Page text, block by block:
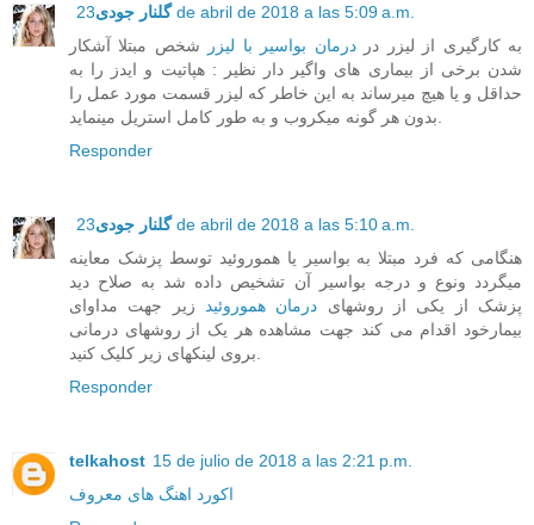
گلنار جودی23 de abril de 2018 a las 5:09 a.m.
به کارگیری از لیزر دردرمان بواسیر با لیزر
شخص مبتلا آشکار
شدن برخی از بیماری های واگیر دار نظیر : هپاتیت و ایدز را به
حداقل و یا هیچ میرساند به این خاطر که لیزر قسمت مورد عمل را
Responder
گلنار جودی23 de abril de 2018 a las 5:10 a.m.
هنگامی که فرد مبتلا به بواسیر یا هموروئید توسط پزشک معاینه
میگردد ونوع و درجه بواسیر آن تشخیص داده شد به صلاح دید
پزشک از یکی از روشهای درمان هموروئید
زیر جهت مداوای
بیمارخود اقدام می کند جهت مشاهده هر یک از روشهای درمانی
Responder
telkahost 15 de julio de 2018 a las 2:21 p.m.
اکورد اهنگ های معروف